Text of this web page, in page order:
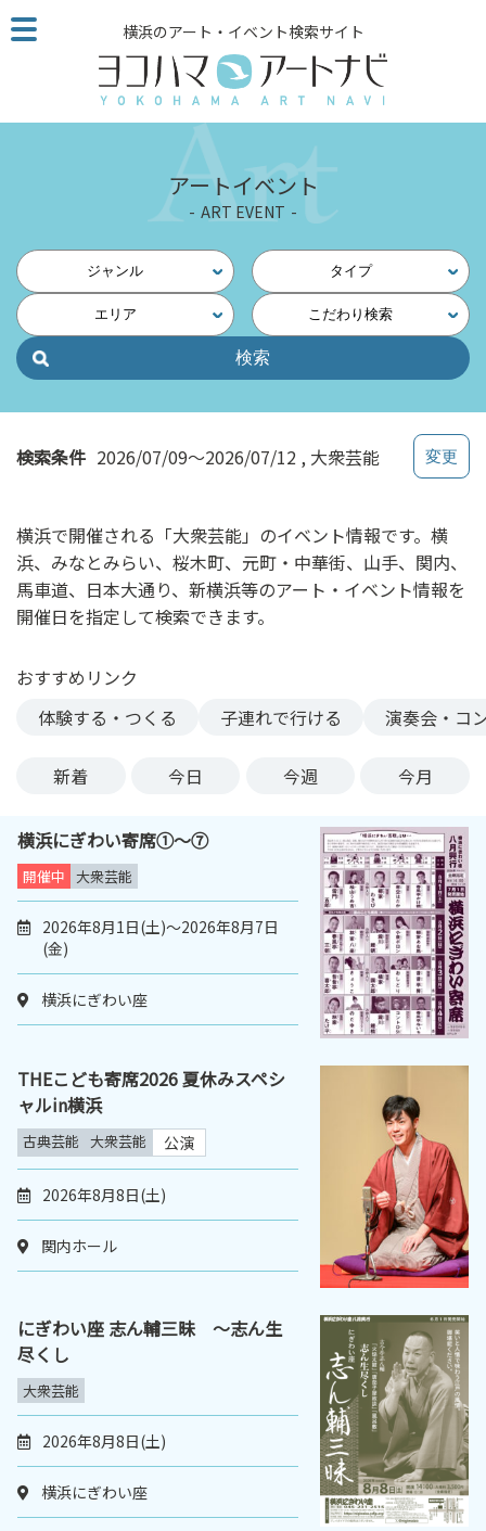
こ
の
ジ
読
他
ペ
の
ク
横浜のアート・イベント検索サイト
アートイベント
ART EVENT
ジャンル タイプ
エリア こだわり検索
検索条件 2026/07/09～2026/07/12 大衆芸能
横浜で開催される「大衆芸能」のイベント情報です。横
浜、みなとみらい、桜木町、元町・中華街、山手、関内、
馬車道、日本大通り、新横浜等のアート・イベント情報を
開催日を指定して検索できます。
おすすめリンク
体験する・つくる
子連れで行ける 演奏会・コ
新着 今日 今週 今月
横浜にぎわい寄席①～⑦
開催中 大衆芸能
2026年8月1日(土)～2026年8月7日
(金)
横浜にぎわい座
THEこども寄席2026 夏休みスペシ
ャルin横浜
古典芸能 大衆芸能 公演
2026年8月8日(土)
関内ホール
にぎわい座 志ん輔三昧 ～志ん生
尽くし
大衆芸能
2026年8月8日(土)
横浜にぎわい座